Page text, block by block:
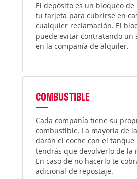
El depósito es un bloqueo
tu tarjeta para cubrirse en
cualquier reclamación. El
puede evitar contratando un
en la compañía de alquiler.
COMBUSTIBLE
Cada compañía tiene su
combustible. La mayoría de
darán el coche con el tanque
tendrás que devolverlo de la
En caso de no hacerlo te
adicional de repostaje.